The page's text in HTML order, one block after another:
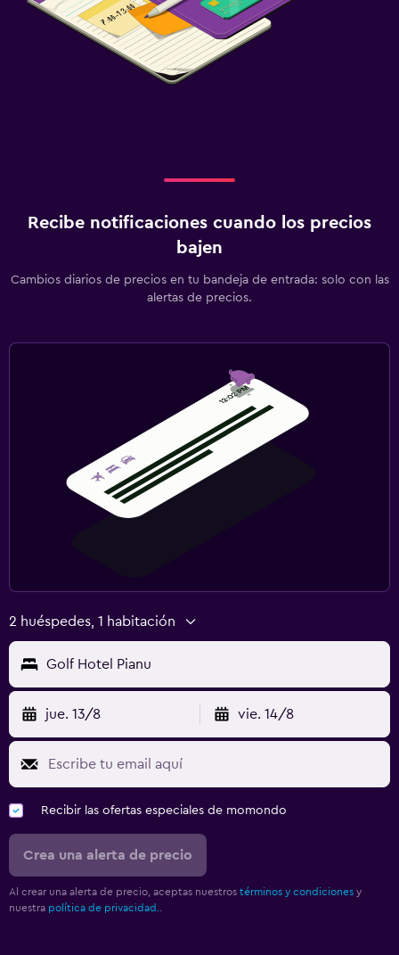
Recibe notificaciones cuando los precios
bajen
Cambios diarios de precios en tu bandeja de entrada: solo con las
alertas de precios.
2 huéspedes, 1 habitación
Golf Hotel Pianu
jue. 13/8 vie. 14/8
Recibir las ofertas especiales de momondo
Crea una alerta de precio
Al crear una alerta de precio, aceptas nuestros términos y condiciones y
nuestra política de privacidad.